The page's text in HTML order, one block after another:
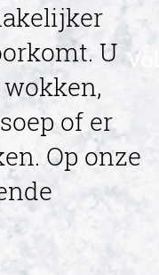
U
of er
Op onze